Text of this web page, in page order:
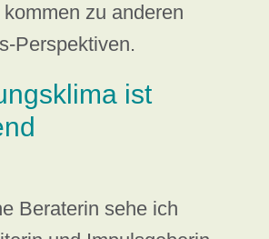
zu anderen
Perspektiven.
ist
Beraterin sehe ich